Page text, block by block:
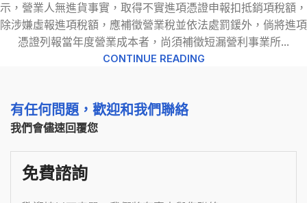
示，營業人無進貨事實，取得不實進項憑證申報扣抵銷項稅額，
除涉嫌虛報進項稅額，應補徵營業稅並依法處罰鍰外，倘將進項
憑證列報當年度營業成本者，尚須補徵短漏營利事業所...
CONTINUE READING
有任何問題，歡迎和我們聯絡
我們會儘速回覆您
免費諮詢